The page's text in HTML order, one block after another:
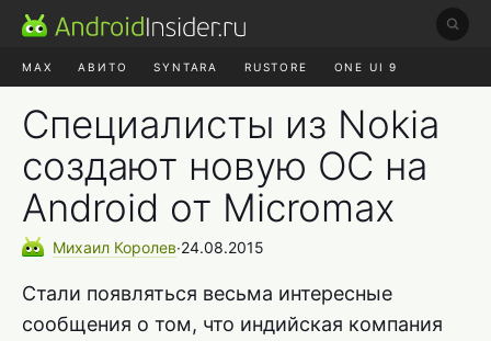
MAX АВИТО SYNTARA RUSTORE ONE UI 9
Специалисты из Nokia
создают новую ОС на
Android от Micromax
Михаил Королев∙24.08.2015
Стали появляться весьма интересные
сообщения о том, что индийская компания